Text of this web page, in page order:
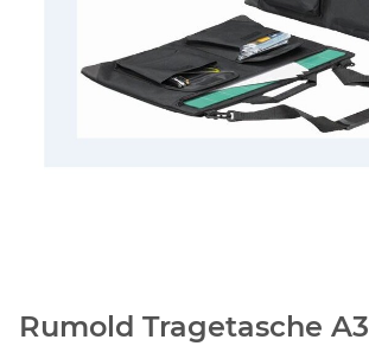
Rumold Tragetasche A3